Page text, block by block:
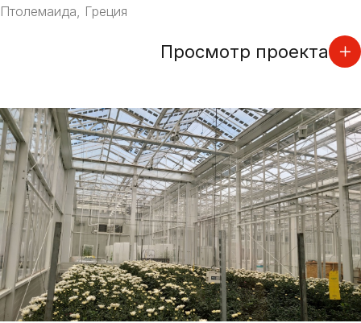
Птолемаида, Греция
Просмотр проекта